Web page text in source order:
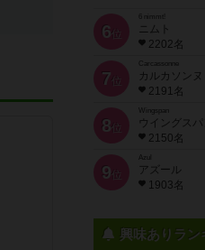
6 位
ニムト
2202名
7 位
Carcassonne
カルカソンヌ
2191名
8 位
Wingspan
ウイングスパ
2150名
9 位
Azul
アズール
1903名
興味ありラン